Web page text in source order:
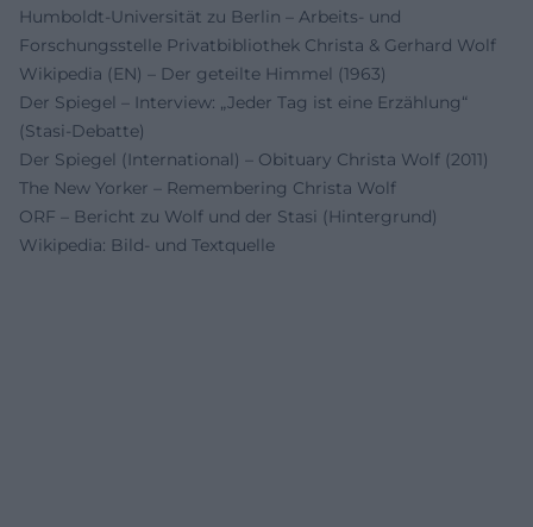
Humboldt-Universität zu Berlin – Arbeits- und
Forschungsstelle Privatbibliothek Christa & Gerhard Wolf
Wikipedia (EN) – Der geteilte Himmel (1963)
Der Spiegel – Interview: „Jeder Tag ist eine Erzählung“
(Stasi-Debatte)
Der Spiegel (International) – Obituary Christa Wolf (2011)
The New Yorker – Remembering Christa Wolf
ORF – Bericht zu Wolf und der Stasi (Hintergrund)
Wikipedia: Bild- und Textquelle